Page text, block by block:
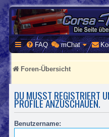
CORSA-
Homepage und Forum rund um
FAQ mChat
Foren-Übersicht
DU MUSST REGISTRIERT
PROFILE ANZUSCHAUEN.
Benutzername: